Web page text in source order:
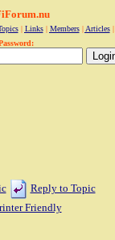
| Links| Members| Articles|
Reply to Topic
Friendly